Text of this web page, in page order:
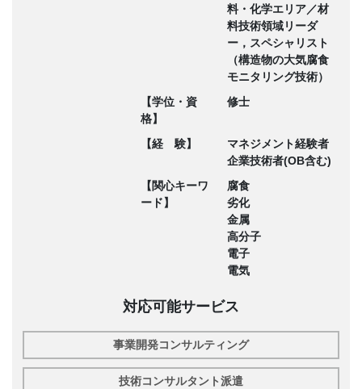
料・化学エリア／材
料技術領域リーダ
ー，スペシャリスト
（構造物の大気腐食
モニタリング技術）
【学位・資
格】
修士
【経 験】
マネジメント経験者
企業技術者(OB含む)
【関心キーワ
ード】
腐食
劣化
金属
高分子
電子
電気
対応可能サービス
事業開発コンサルティング
技術コンサルタント派遣